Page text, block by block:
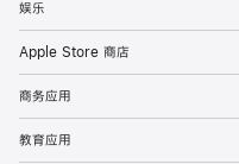
娱乐
Apple Store 商店
商务应用
教育应用